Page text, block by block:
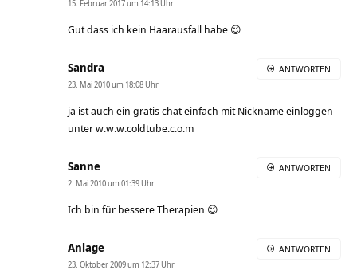
15. Februar 2017 um 14:13 Uhr
Gut dass ich kein Haarausfall habe 😉
Sandra
23. Mai 2010 um 18:08 Uhr
ja ist auch ein gratis chat einfach mit Nickname einloggen
unter w.w.w.coldtube.c.o.m
ANTWORTEN
Sanne
2. Mai 2010 um 01:39 Uhr
Ich bin für bessere Therapien 😉
ANTWORTEN
Anlage
23. Oktober 2009 um 12:37 Uhr
ANTWORTEN